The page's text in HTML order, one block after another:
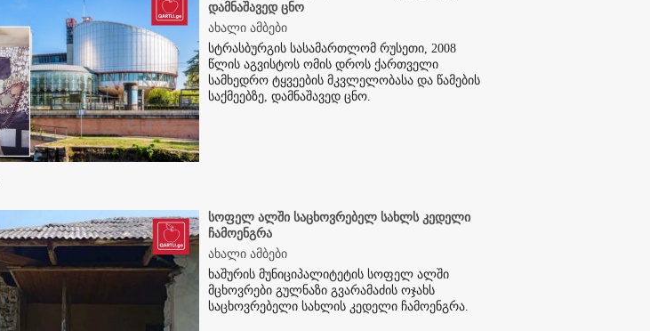
დამნაშავედ ცნო
ახალი ამბები
სტრასბურგის სასამართლომ რუსეთი, 2008
წლის აგვისტოს ომის დროს ქართველი
სამხედრო ტყვეების მკვლელობასა და წამების
საქმეებზე, დამნაშავედ ცნო.
სოფელ ალში საცხოვრებელ სახლს კედელი
ჩამოენგრა
ახალი ამბები
ხაშურის მუნიციპალიტეტის სოფელ ალში
მცხოვრები გულნაზი გვარამაძის ოჯახს
საცხოვრებელი სახლის კედელი ჩამოენგრა.